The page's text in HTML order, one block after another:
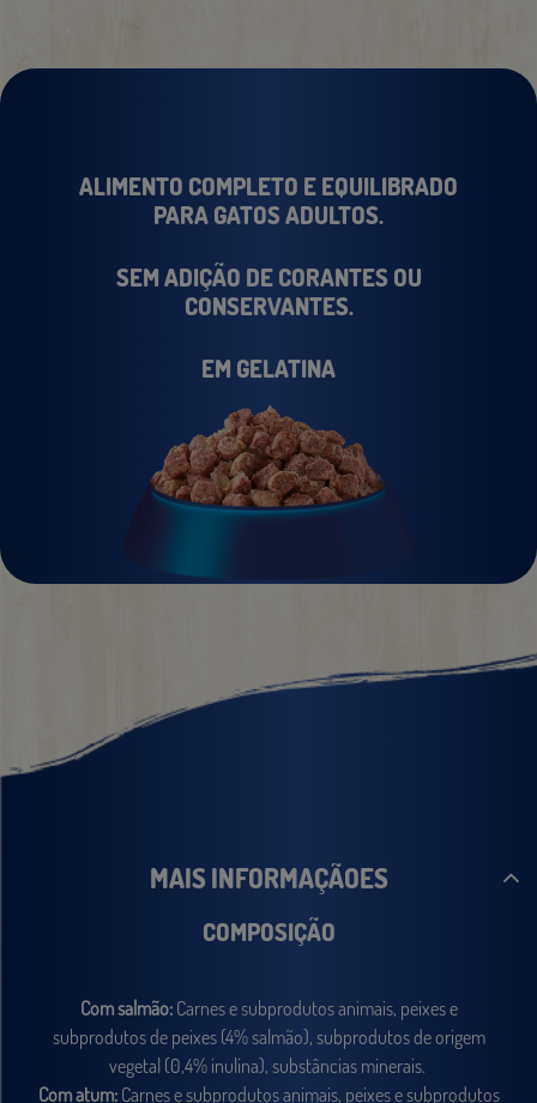
ALIMENTO COMPLETO E EQUILIBRADO
PARA GATOS ADULTOS.
SEM ADIÇÃO DE CORANTES OU
CONSERVANTES.
EM GELATINA
MAIS INFORMAÇÃOES
COMPOSIÇÃO
Com salmão: Carnes e subprodutos animais, peixes e
subprodutos de peixes (4% salmão), subprodutos de origem
vegetal (0,4% inulina), substâncias minerais.
Com atum: Carnes e subprodutos animais, peixes e subprodutos